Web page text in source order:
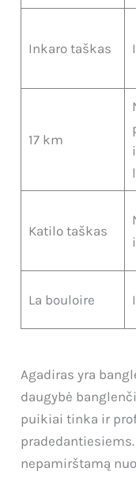
Inkaro taškas
17 km
Katilo taškas
La bouloire
Agadiras yra
daugybė
puikiai tinka ir
nepamirštamą